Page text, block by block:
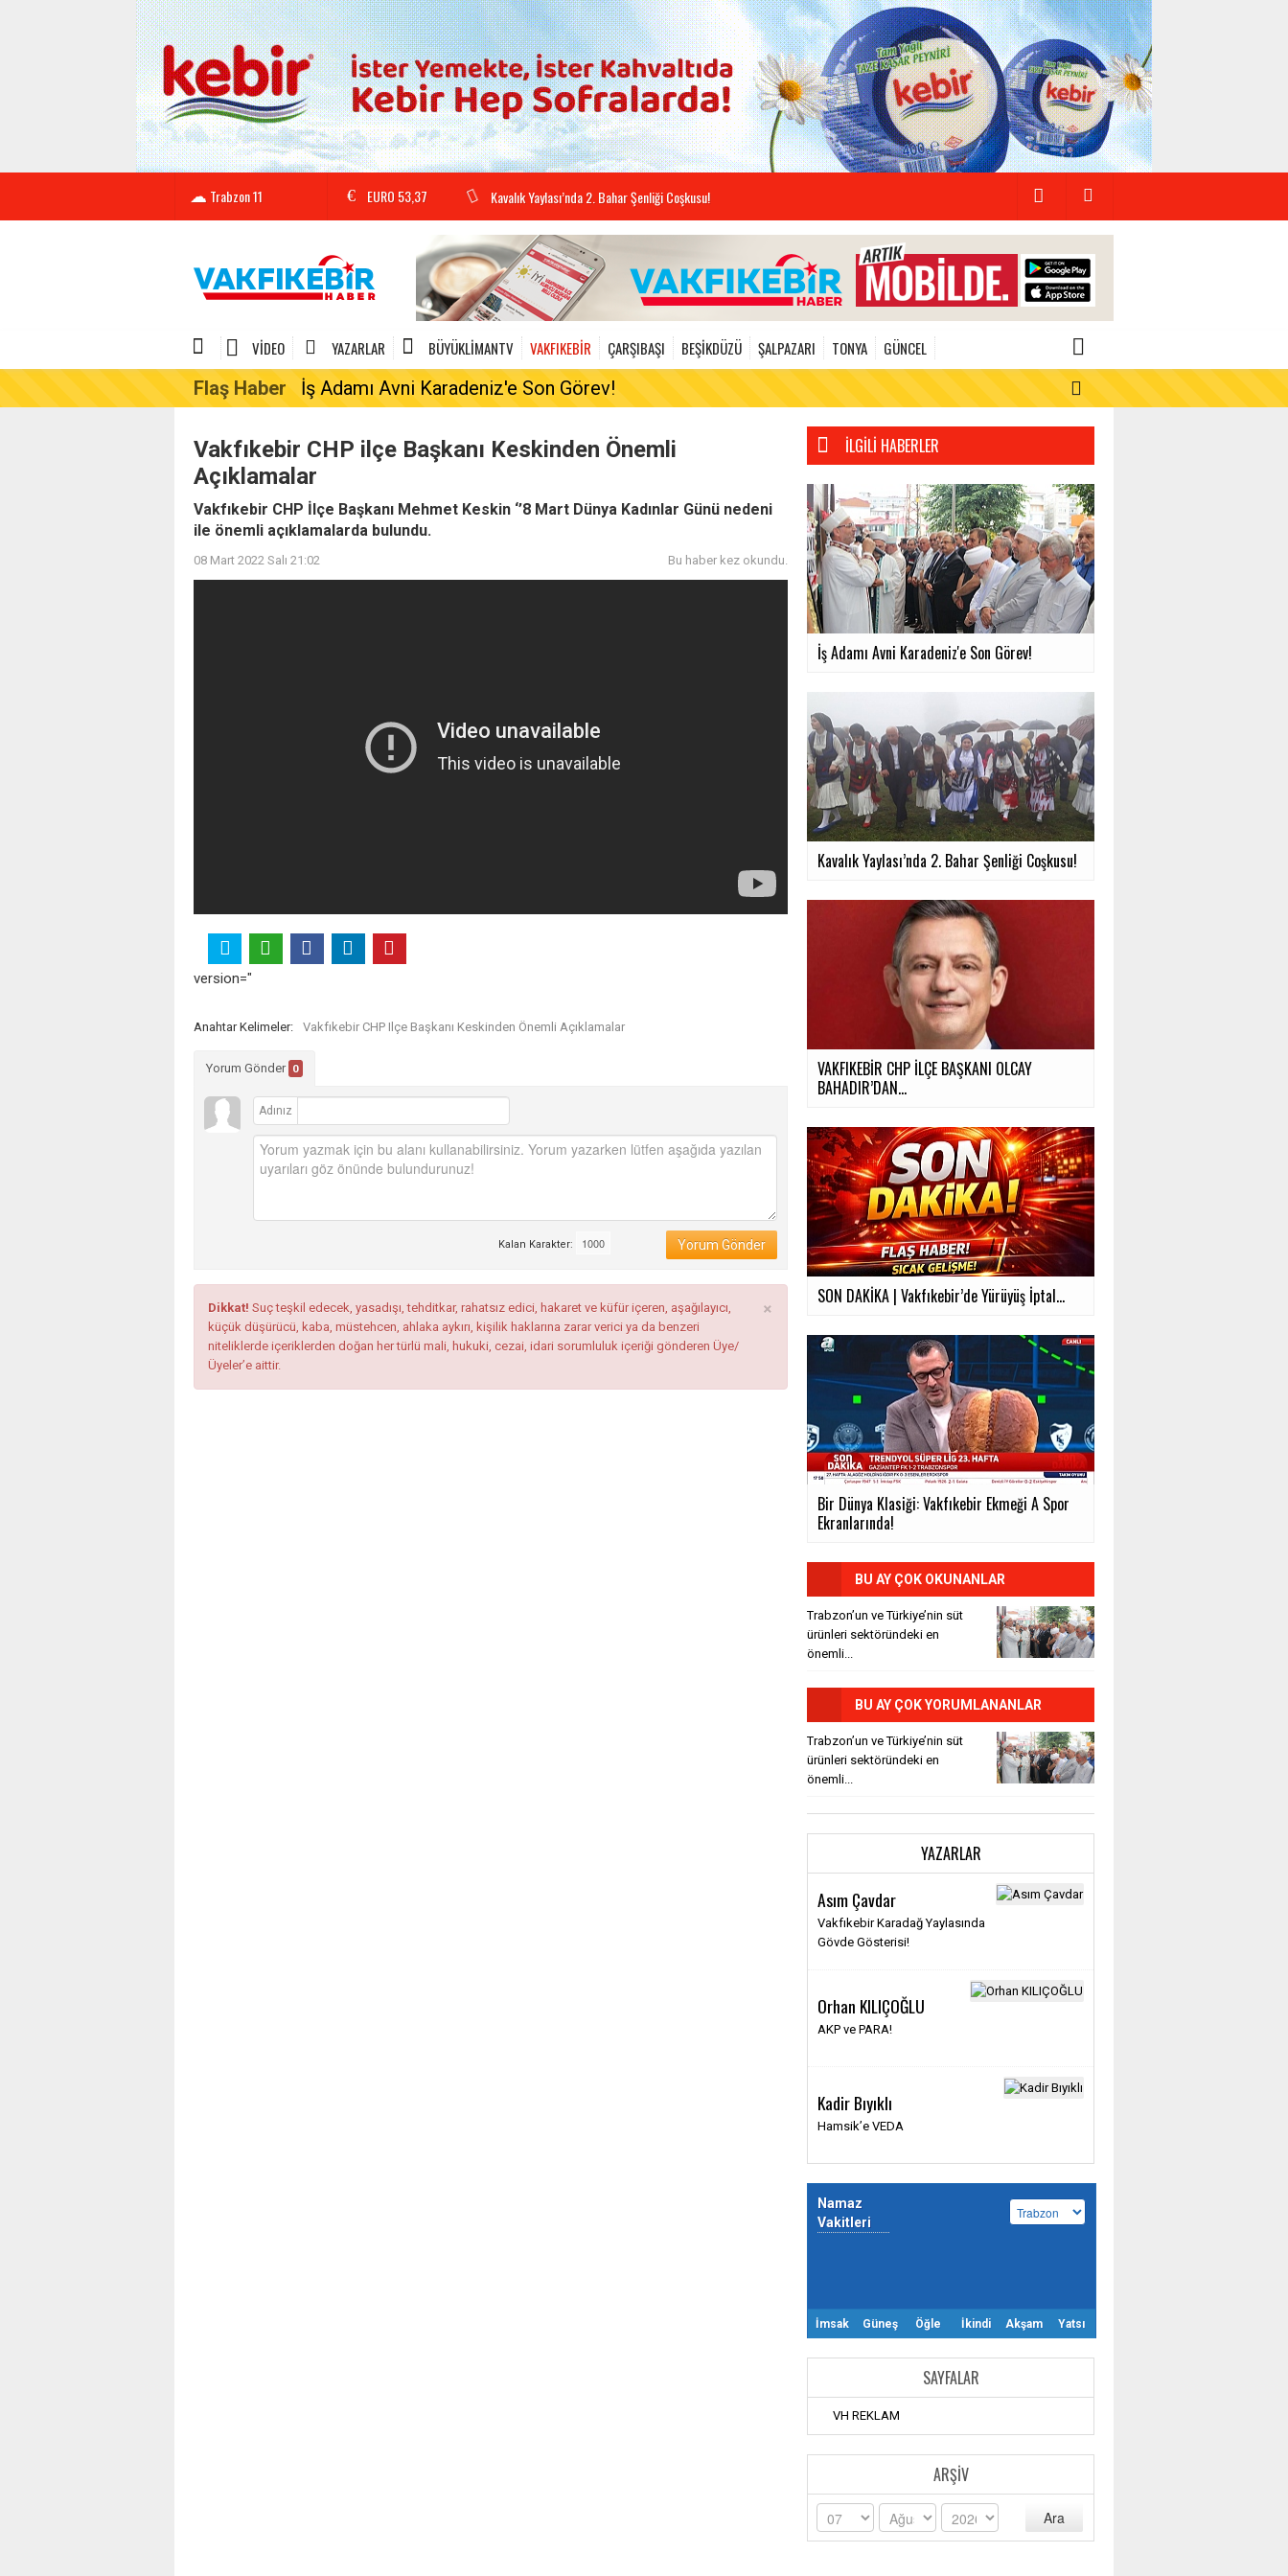
Trabzon11 EURO53,37 Kavalık Yaylası’nda 2. Bahar Şenliği Coşkusu!
VIDEO YAZARLAR BÜYÜKLIMANTV VAKFIKEBİR ÇARŞIBAŞI BEŞİKDÜZÜ ŞALPAZARI TONYA GÜNCEL
Flaş Haber İş Adamı Avni Karadeniz'e Son Görev!
Vakfıkebir CHP ilçe Başkanı Keskinden Önemli
Açıklamalar
Vakfıkebir CHP İlçe Başkanı Mehmet Keskin ‘’8 Mart Dünya Kadınlar Günü nedeni
ile önemli açıklamalarda bulundu.
08 Mart 2022 Salı 21:02 Bu haber kez okundu.
version="
Anahtar Kelimeler: Vakfıkebir CHP Ilçe Başkanı Keskinden Önemli Açıklamalar
Yorum Gönder 0
Adınız
Yorum Gönder
Kalan Karakter:
×
Dikkat! Suç teşkil edecek, yasadışı, tehditkar, rahatsız edici, hakaret ve küfür içeren, aşağılayıcı,
küçük düşürücü, kaba, müstehcen, ahlaka aykırı, kişilik haklarına zarar verici ya da benzeri
niteliklerde içeriklerden doğan her türlü mali, hukuki, cezai, idari sorumluluk içeriği gönderen Üye/
Üyeler’e aittir.
İLGILI HABERLER
İş Adamı Avni Karadeniz'e Son Görev!
Kavalık Yaylası’nda 2. Bahar Şenliği Coşkusu!
VAKFIKEBİR CHP İLÇE BAŞKANI OLCAY
BAHADIR’DAN...
SON DAKİKA | Vakfıkebir’de Yürüyüş İptal...
Bir Dünya Klasiği: Vakfıkebir Ekmeği A Spor
Ekranlarında!
BU AY ÇOK OKUNANLAR
Trabzon’un ve Türkiye’nin süt
ürünleri sektöründeki en
önemli...
BU AY ÇOK YORUMLANANLAR
Trabzon’un ve Türkiye’nin süt
ürünleri sektöründeki en
önemli...
YAZARLAR
Asım Çavdar
Vakfıkebir Karadağ Yaylasında
Gövde Gösterisi!
Orhan KILIÇOĞLU
AKP ve PARA!
Kadir Bıyıklı
Hamsik’e VEDA
Namaz
Vakitleri
İmsak Güneş Öğle İkindi Akşam Yatsı
SAYFALAR
VH REKLAM
ARŞIV
Ara